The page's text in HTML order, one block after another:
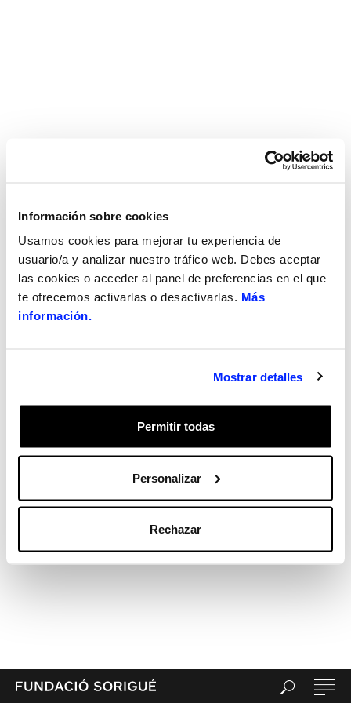
Información sobre cookies
Usamos cookies para mejorar tu experiencia de
usuario/a y analizar nuestro tráfico web. Debes aceptar
las cookies o acceder al panel de preferencias en el que
te ofrecemos activarlas o desactivarlas. Más
información.
Mostrar detalles
Permitir todas
Personalizar
Rechazar